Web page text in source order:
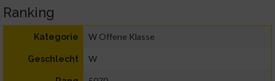
Ranking
Kategorie W Offene Klasse
Geschlecht W